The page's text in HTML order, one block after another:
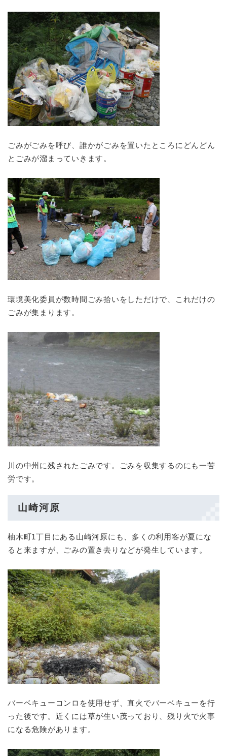
ごみがごみを呼び、誰かがごみを置いたところにどんどん
とごみが溜まっていきます。
環境美化委員が数時間ごみ拾いをしただけで、これだけの
ごみが集まります。
川の中州に残されたごみです。ごみを収集するのにも一苦
労です。
山崎河原
柚木町1丁目にある山崎河原にも、多くの利用客が夏にな
ると来ますが、ごみの置き去りなどが発生しています。
バーベキューコンロを使用せず、直火でバーベキューを行
った後です。近くには草が生い茂っており、残り火で火事
になる危険があります。